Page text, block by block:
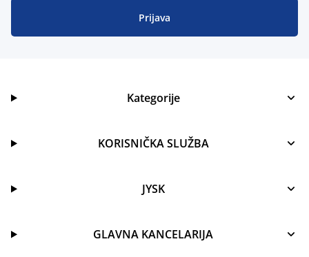
Prijava
Kategorije
KORISNIČKA SLUŽBA
JYSK
GLAVNA KANCELARIJA